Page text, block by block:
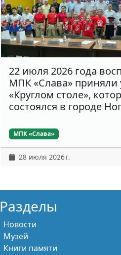
22 июля 2026 года
МПК «Слава» приняли
«Круглом столе»,
состоялся в городе
МПК «Слава»
28 июля 2026 г.
Разделы
Новости
Музей
Книги памяти